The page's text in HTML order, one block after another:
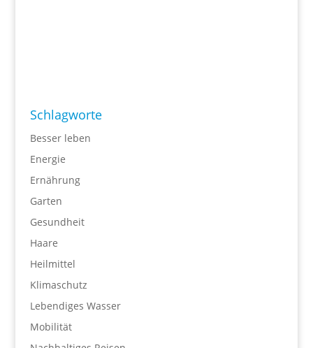
Schlagworte
Besser leben
Energie
Ernährung
Garten
Gesundheit
Haare
Heilmittel
Klimaschutz
Lebendiges Wasser
Mobilität